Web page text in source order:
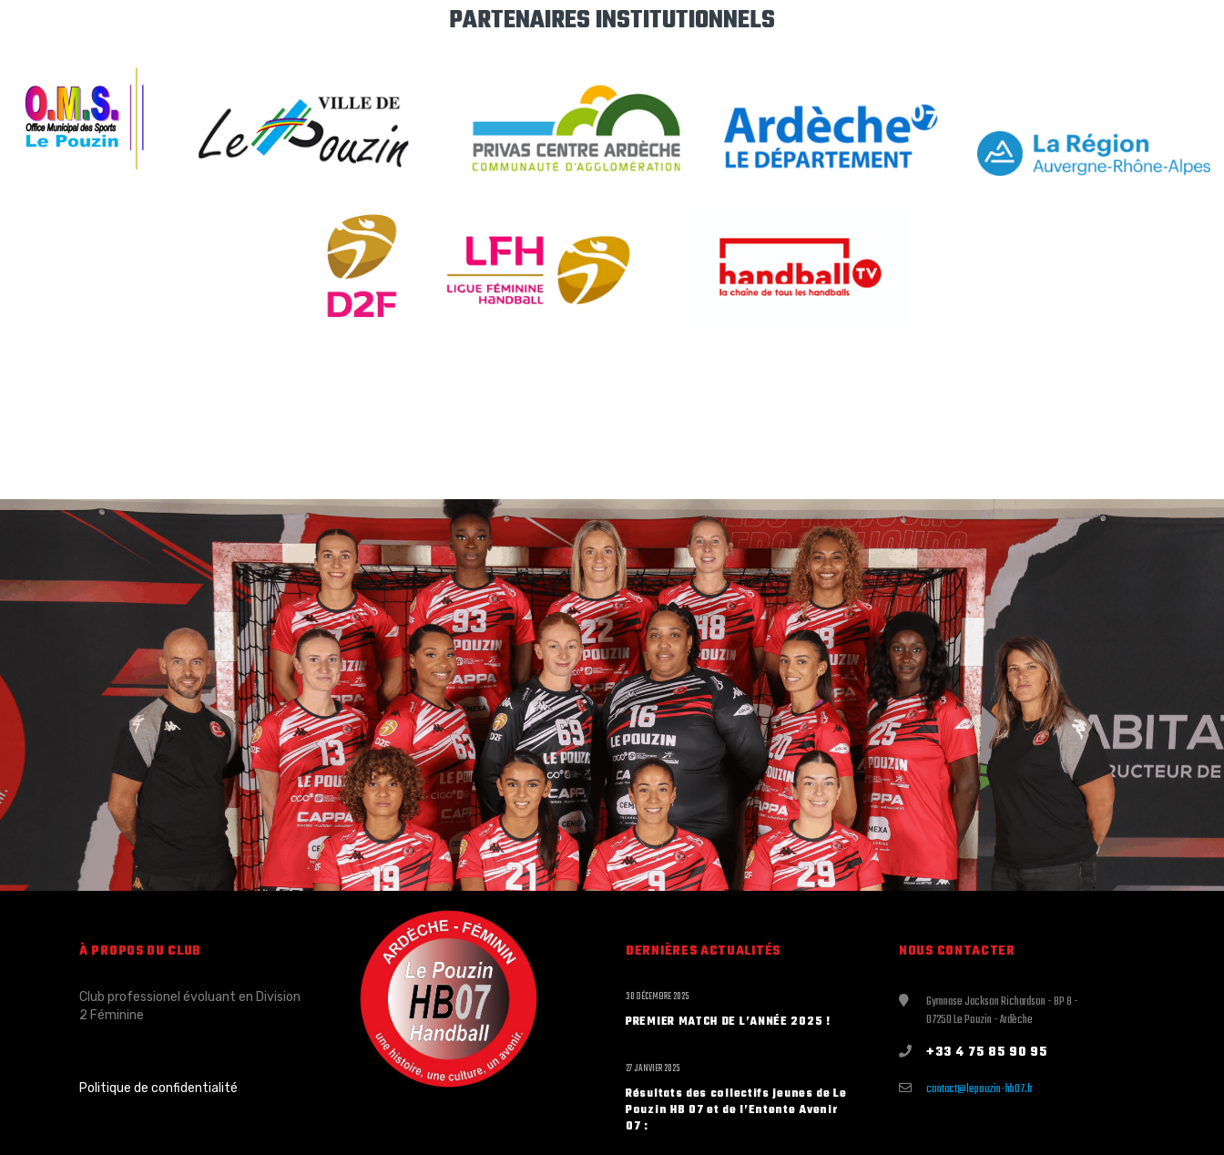
PARTENAIRES INSTITUTIONNELS
À PROPOS DU CLUB
Club professionel évoluant en Division
2 Féminine
Politique de confidentialité
DERNIÈRES ACTUALITÉS
PREMIER MATCH DE L’ANNÉE 2025 !
30 DÉCEMBRE 2025
Résultats des collectifs jeunes de Le
Pouzin HB 07 et de l’Entente Avenir
07 :
27 JANVIER 2025
NOUS CONTACTER
Gymnase Jackson Richardson - BP 8 -
07250 Le Pouzin - Ardèche
+33 4 75 85 90 95
contact@lepouzin-hb07.fr